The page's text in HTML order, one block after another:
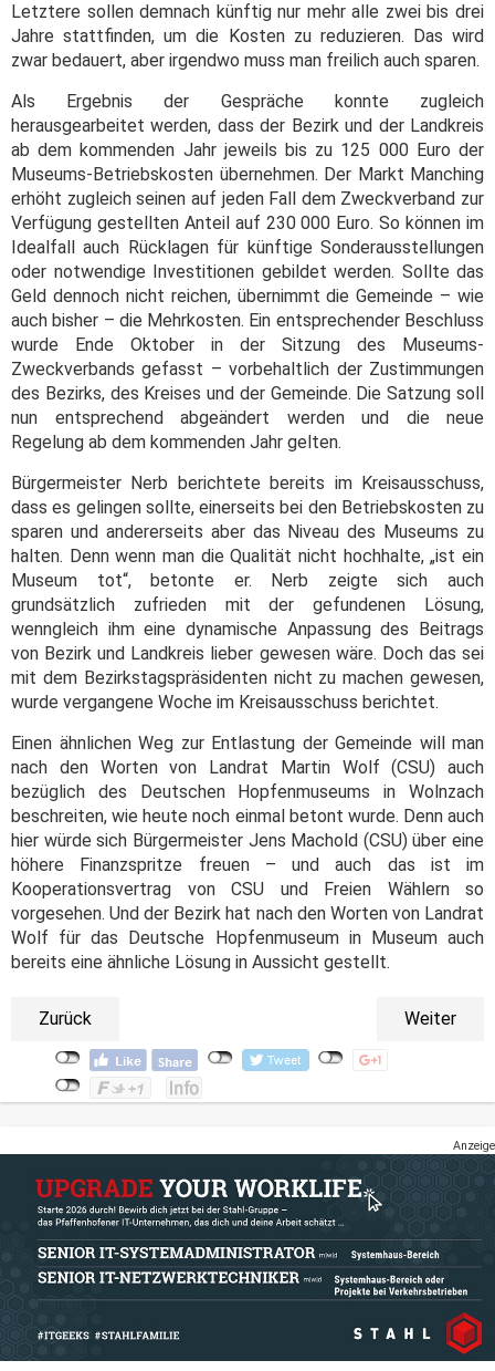
Letztere sollen demnach künftig nur mehr alle zwei bis drei
Jahre stattfinden, um die Kosten zu reduzieren. Das wird
zwar bedauert, aber irgendwo muss man freilich auch sparen.
Als Ergebnis der Gespräche konnte zugleich
herausgearbeitet werden, dass der Bezirk und der Landkreis
ab dem kommenden Jahr jeweils bis zu 125 000 Euro der
Museums-Betriebskosten übernehmen. Der Markt Manching
erhöht zugleich seinen auf jeden Fall dem Zweckverband zur
Verfügung gestellten Anteil auf 230 000 Euro. So können im
Idealfall auch Rücklagen für künftige Sonderausstellungen
oder notwendige Investitionen gebildet werden. Sollte das
Geld dennoch nicht reichen, übernimmt die Gemeinde – wie
auch bisher – die Mehrkosten. Ein entsprechender Beschluss
wurde Ende Oktober in der Sitzung des Museums-
Zweckverbands gefasst – vorbehaltlich der Zustimmungen
des Bezirks, des Kreises und der Gemeinde. Die Satzung soll
nun entsprechend abgeändert werden und die neue
Regelung ab dem kommenden Jahr gelten.
Bürgermeister Nerb berichtete bereits im Kreisausschuss,
dass es gelingen sollte, einerseits bei den Betriebskosten zu
sparen und andererseits aber das Niveau des Museums zu
halten. Denn wenn man die Qualität nicht hochhalte, „ist ein
Museum tot“, betonte er. Nerb zeigte sich auch
grundsätzlich zufrieden mit der gefundenen Lösung,
wenngleich ihm eine dynamische Anpassung des Beitrags
von Bezirk und Landkreis lieber gewesen wäre. Doch das sei
mit dem Bezirkstagspräsidenten nicht zu machen gewesen,
wurde vergangene Woche im Kreisausschuss berichtet.
Einen ähnlichen Weg zur Entlastung der Gemeinde will man
nach den Worten von Landrat Martin Wolf (CSU) auch
bezüglich des Deutschen Hopfenmuseums in Wolnzach
beschreiten, wie heute noch einmal betont wurde. Denn auch
hier würde sich Bürgermeister Jens Machold (CSU) über eine
höhere Finanzspritze freuen – und auch das ist im
Kooperationsvertrag von CSU und Freien Wählern so
vorgesehen. Und der Bezirk hat nach den Worten von Landrat
Wolf für das Deutsche Hopfenmuseum in Museum auch
bereits eine ähnliche Lösung in Aussicht gestellt.
Zurück Weiter
Anzeige